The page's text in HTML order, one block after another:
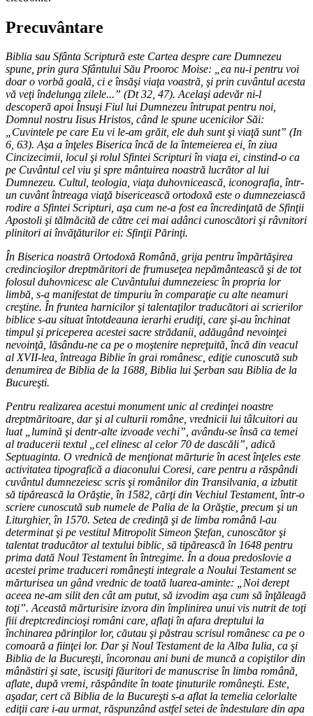
Precuvântare
Biblia sau Sfânta Scriptură este Cartea despre care Dumnezeu
spune, prin gura Sfântului Său Prooroc Moise: „ea nu-i pentru voi
doar o vorbă goală, ci e însăşi viaţa voastră, şi prin cuvântul acesta
vă veţi îndelunga zilele...” (Dt 32, 47). Acelaşi adevăr ni-l
descoperă apoi Însuşi Fiul lui Dumnezeu întrupat pentru noi,
Domnul nostru Iisus Hristos, când le spune ucenicilor Săi:
„Cuvintele pe care Eu vi le-am grăit, ele duh sunt şi viaţă sunt” (In
6, 63). Aşa a înţeles Biserica încă de la întemeierea ei, în ziua
Cincizecimii, locul şi rolul Sfintei Scripturi în viaţa ei, cinstind-o ca
pe Cuvântul cel viu şi spre mântuirea noastră lucrător al lui
Dumnezeu. Cultul, teologia, viaţa duhovnicească, iconografia, într-
un cuvânt întreaga viaţă bisericească ortodoxă este o dumnezeiască
rodire a Sfintei Scripturi, aşa cum ne-a fost ea încredinţată de Sfinţii
Apostoli şi tălmăcită de către cei mai adânci cunoscători şi râvnitori
plinitori ai învăţăturilor ei: Sfinţii Părinţi.
În Biserica noastră Ortodoxă Română, grija pentru împărtăşirea
credincioşilor dreptmăritori de frumuseţea nepământească şi de tot
folosul duhovnicesc ale Cuvântului dumnezeiesc în propria lor
limbă, s-a manifestat de timpuriu în comparaţie cu alte neamuri
creştine. În fruntea harnicilor şi talentaţilor traducători ai scrierilor
biblice s-au situat întotdeauna ierarhi erudiţi, care şi-au închinat
timpul şi priceperea acestei sacre strădanii, adăugând nevoinţei
nevoinţă, lăsându-ne ca pe o moştenire nepreţuită, încă din veacul
al XVII-lea, întreaga Biblie în grai românesc, ediţie cunoscută sub
denumirea de Biblia de la 1688, Biblia lui Şerban sau Biblia de la
Bucureşti.
Pentru realizarea acestui monument unic al credinţei noastre
dreptmăritoare, dar şi al culturii române, vrednicii lui tâlcuitori au
luat „lumină şi dentr-alte izvoade vechi”, avându-se însă ca temei
al traducerii textul „cel elinesc al celor 70 de dascăli”, adică
Septuaginta. O vrednică de menţionat mărturie în acest înţeles este
activitatea tipografică a diaconului Coresi, care pentru a răspândi
cuvântul dumnezeiesc scris şi românilor din Transilvania, a izbutit
să tipărească la Orăştie, în 1582, cărţi din Vechiul Testament, într-o
scriere cunoscută sub numele de Palia de la Orăştie, precum şi un
Liturghier, în 1570. Setea de credinţă şi de limba română l-au
determinat şi pe vestitul Mitropolit Simeon Ştefan, cunoscător şi
talentat traducător al textului biblic, să tipărească în 1648 pentru
prima dată Noul Testament în întregime. În a doua predoslovie a
acestei prime traduceri româneşti integrale a Noului Testament se
mărturisea un gând vrednic de toată luarea-aminte: „Noi derept
aceea ne-am silit den cât am putut, să izvodim aşa cum să înţăleagă
toţi”. Această mărturisire izvora din împlinirea unui vis nutrit de toţi
fiii dreptcredincioşi români care, aflaţi în afara dreptului la
închinarea părinţilor lor, căutau şi păstrau scrisul românesc ca pe o
comoară a fiinţei lor. Dar şi Noul Testament de la Alba Iulia, ca şi
Biblia de la Bucureşti, încoronau ani buni de muncă a copiştilor din
mânăstiri şi sate, iscusiţi făuritori de manuscrise în limba română,
aflate, după vremi, răspândite în toate ţinuturile româneşti. Este,
aşadar, cert că Biblia de la Bucureşti s-a aflat la temelia celorlalte
ediţii care i-au urmat, răspunzând astfel setei de îndestulare din apa